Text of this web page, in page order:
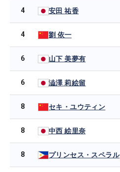
4 安田 祐香
4 劉 依一
6 山下 美夢有
6 澁澤 莉絵留
8 セキ・ユウティン
8 中西 絵里奈
8 プリンセス・スペラル